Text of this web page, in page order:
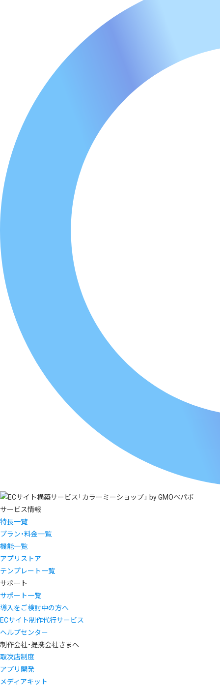
サービス情報
特長一覧
プラン・料金一覧
機能一覧
アプリストア
テンプレート一覧
サポート
サポート一覧
導入をご検討中の方へ
ECサイト制作代行サービス
ヘルプセンター
制作会社・提携会社さまへ
取次店制度
アプリ開発
メディアキット